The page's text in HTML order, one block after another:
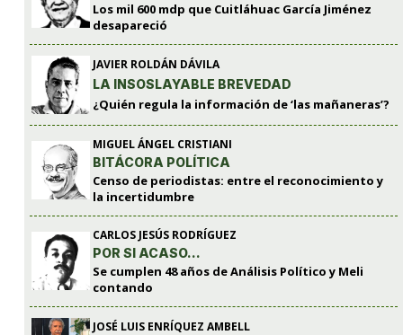
Los mil 600 mdp que Cuitláhuac García Jiménez
desapareció
JAVIER ROLDÁN DÁVILA
LA INSOSLAYABLE BREVEDAD
¿Quién regula la información de ‘las mañaneras’?
MIGUEL ÁNGEL CRISTIANI
BITÁCORA POLÍTICA
Censo de periodistas: entre el reconocimiento y
la incertidumbre
CARLOS JESÚS RODRÍGUEZ
POR SI ACASO…
Se cumplen 48 años de Análisis Político y Meli
contando
JOSÉ LUIS ENRÍQUEZ AMBELL